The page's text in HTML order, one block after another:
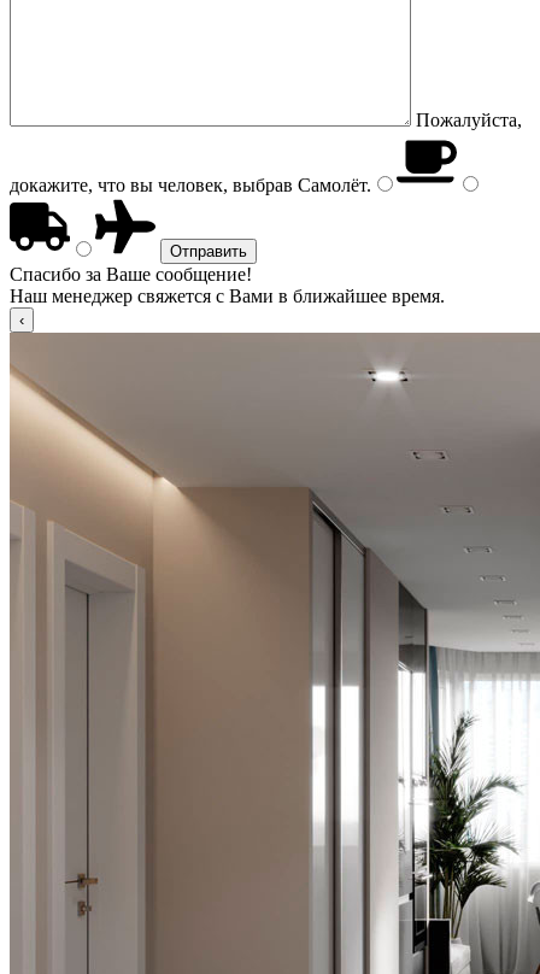
Пожалуйста,
докажите, что вы человек, выбрав Самолёт.
Спасибо за Ваше сообщение!
Наш менеджер свяжется с Вами в ближайшее время.